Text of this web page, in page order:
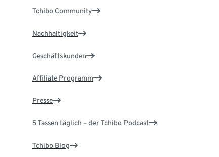
Tchibo Community
Nachhaltigkeit
Geschäftskunden
Affiliate Programm
Presse
5 Tassen täglich – der Tchibo Podcast
Tchibo Blog